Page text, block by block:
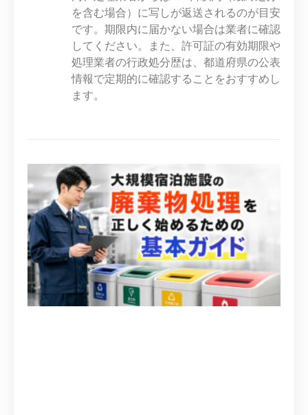
を含む場合）に写しが返送されるのが目安
です。期限内に届かない場合は業者に確認
してください。また、許可証の有効期限や
処理業者の行政処分歴は、都道府県の公表
情報で定期的に確認することをおすすめし
ます。